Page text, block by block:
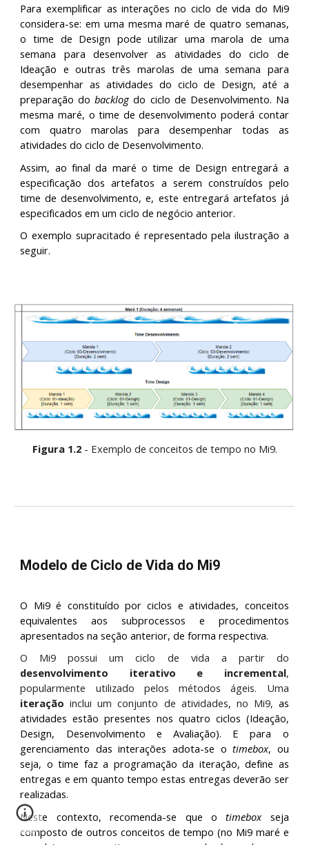
Para exemplificar as interações no ciclo de vida do Mi9
considera-se: em uma mesma maré de quatro semanas,
o time de Design pode utilizar uma marola de uma
semana para desenvolver as atividades do ciclo de
Ideação e outras três marolas de uma semana para
desempenhar as atividades do ciclo de Design, até a
preparação dobacklog do ciclo de Desenvolvimento. Na
mesma maré, o time de desenvolvimento poderá contar
com quatro marolas para desempenhar todas as
atividades do ciclo de Desenvolvimento.
Assim, ao final da maré o time de Design entregará a
especificação dos artefatos a serem construídos pelo
time de desenvolvimento, e, este entregará artefatos já
especificados em um ciclo de negócio anterior.
O exemplo supracitado é representado pela ilustração a
seguir.
Figura 1.2 - Exemplo de conceitos de tempo no Mi9.
Modelo de Ciclo de Vida do Mi9
O Mi9 é constituído por ciclos e atividades, conceitos
equivalentes aos subprocessos e procedimentos
apresentados na seção anterior, de forma respectiva.
O Mi9 possui um ciclo de vida a partir do
desenvolvimento iterativo e incremental,
popularmente utilizado pelos métodos ágeis. Uma
iteração inclui um conjunto de atividades, no Mi9, as
atividades estão presentes nos quatro ciclos (Ideação,
Design, Desenvolvimento e Avaliação). E para o
gerenciamento das interações adota-se otimebox, ou
seja, o time faz a programação da iteração, define as
entregas e em quanto tempo estas entregas deverão ser
realizadas.
Neste contexto, recomenda-se que otimeboxseja
composto de outros conceitos de tempo (no Mi9 maré e